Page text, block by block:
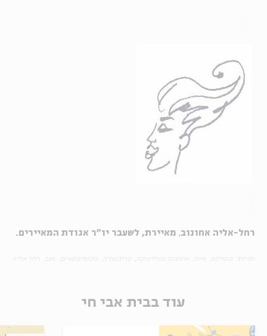
רחל-אליה אחונוב, מאיירת, לשעבר יו"ר אגודת המאיירים.
עוד בבית אבי חי